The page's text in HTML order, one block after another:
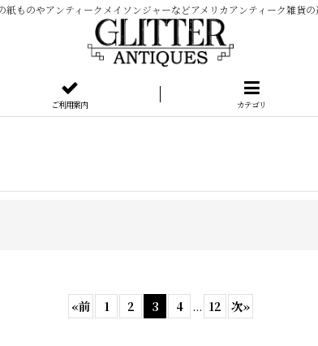
紙ものやアンティークメイソンジャーなどアメリカアンティーク雑貨の
ご利用案内 カテゴリ
«前 1 2 3 4 ... 12 次»